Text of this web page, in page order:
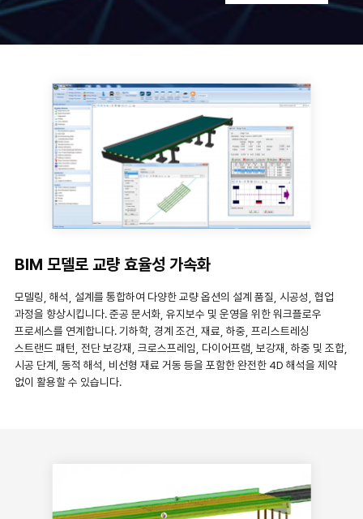
BIM 모델로 교량 효율성 가속화
모델링, 해석, 설계를 통합하여 다양한 교량 옵션의 설계 품질, 시공성, 협업
과정을 향상시킵니다. 준공 문서화, 유지보수 및 운영을 위한 워크플로우
프로세스를 연계합니다. 기하학, 경계 조건, 재료, 하중, 프리스트레싱
스트랜드 패턴, 전단 보강재, 크로스프레임, 다이어프램, 보강재, 하중 및 조합,
시공 단계, 동적 해석, 비선형 재료 거동 등을 포함한 완전한 4D 해석을 제약
없이 활용할 수 있습니다.